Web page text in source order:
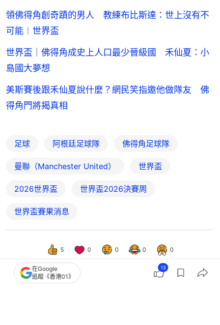
領佛得角創奇蹟的男人 教練布比斯達：世上沒有不
可能︱世界盃
世界盃｜佛得角成史上人口最少晉級國 禾仙夏：小
島國大夢想
美斯賽後跟禾仙夏說什麼？網民笑指邀他做隊友 佛
得角門將揭真相
足球 阿根廷足球隊 佛得角足球隊
曼聯（Manchester United） 世界盃
2026世界盃 世界盃2026決賽周
世界盃賽果消息
5 0 0 0 0
在Google
追蹤《香港01》
15